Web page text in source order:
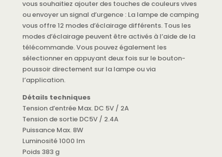
vous souhaitiez ajouter des touches de couleurs vives
ou envoyer un signal d’urgence : La lampe de camping
vous offre 12 modes d’éclairage différents. Tous les
modes d’éclairage peuvent être activés à l’aide de la
télécommande. Vous pouvez également les
sélectionner en appuyant deux fois sur le bouton-
poussoir directement sur la lampe ou via
l’application.
Détails techniques
Tension d’entrée Max. DC 5V / 2A
Tension de sortie DC5V / 2.4A
Puissance Max. 8W
Luminosité 1000 lm
Poids 383 g